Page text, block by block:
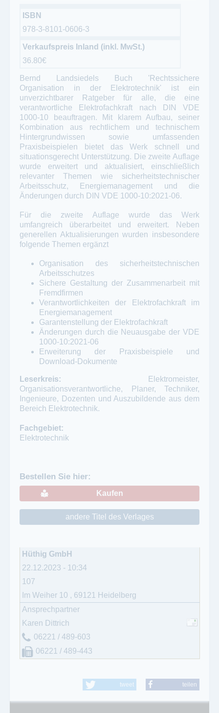
ISBN
978-3-8101-0606-3
Verkaufspreis Inland (inkl. MwSt.)
36.80€
Bernd Landsiedels Buch 'Rechtssichere
Organisation in der Elektrotechnik' ist ein
unverzichtbarer Ratgeber für alle, die eine
verantwortliche Elektrofachkraft nach DIN VDE
1000-10 beauftragen. Mit klarem Aufbau, seiner
Kombination aus rechtlichem und technischem
Hintergrundwissen sowie umfassenden
Praxisbeispielen bietet das Werk schnell und
situationsgerecht Unterstützung. Die zweite Auflage
wurde erweitert und aktualisiert, einschließlich
relevanter Themen wie sicherheitstechnischer
Arbeitsschutz, Energiemanagement und die
Änderungen durch DIN VDE 1000-10:2021-06.
Für die zweite Auflage wurde das Werk
umfangreich überarbeitet und erweitert. Neben
generellen Aktualisierungen wurden insbesondere
folgende Themen ergänzt
Organisation des sicherheitstechnischen
Arbeitsschutzes
Sichere Gestaltung der Zusammenarbeit mit
Fremdfirmen
Verantwortlichkeiten der Elektrofachkraft im
Energiemanagement
Garantenstellung der Elektrofachkraft
Änderungen durch die Neuausgabe der VDE
1000-10:2021-06
Erweiterung der Praxisbeispiele und
Download-Dokumente
Leserkreis: Elektromeister,
Organisationsverantwortliche, Planer, Techniker,
Ingenieure, Dozenten und Auszubildende aus dem
Bereich Elektrotechnik.
Fachgebiet:
Elektrotechnik
Bestellen Sie hier:
Kaufen
andere Titel des Verlages
Hüthig GmbH
22.12.2023 - 10:34
107
Im Weiher 10 , 69121
Heidelberg
Ansprechpartner
Karen Dittrich
06221 / 489-603
06221 / 489-443
tweet teilen